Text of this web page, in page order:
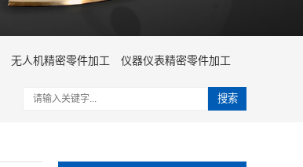
无人机精密零件加工
仪器仪表精密零件加工
搜索